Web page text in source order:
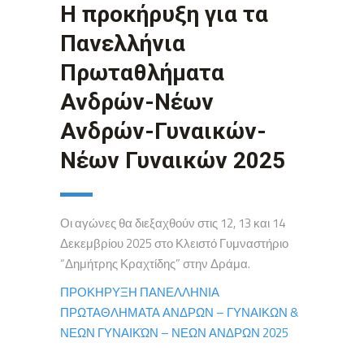
H προκήρυξη για τα
Πανελλήνια
Πρωταθλήματα
Ανδρών-Νέων
Ανδρών-Γυναικών-
Νέων Γυναικών 2025
Οι αγώνες θα διεξαχθούν στις 12, 13 και 14
Δεκεμβρίου 2025 στο Κλειστό Γυμναστήριο
“Δημήτρης Κραχτίδης” στην Δράμα.
ΠΡΟΚΗΡΥΞΗ ΠΑΝΕΛΛΗΝΙΑ
ΠΡΩΤΑΘΛΗΜΑΤΑ ΑΝΔΡΩΝ – ΓΥΝΑΙΚΩΝ &
ΝΕΩΝ ΓΥΝΑΙΚΏΝ – ΝΕΩΝ ΑΝΔΡΩΝ 2025